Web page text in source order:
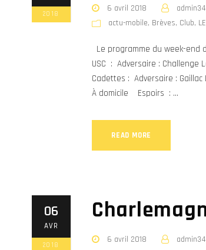
2018
6 avril 2018
actu-mobile, Brèves, Club,
Le programme du week-end
USC : Adversaire : Challenge
Cadettes : Adversaire : Gaillac
À domicile Espoirs : ...
READ MORE
06
AVR
2018
6 avril 2018